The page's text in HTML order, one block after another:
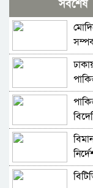
শেখ
চলতি
সর্বশেষ